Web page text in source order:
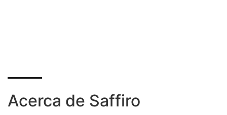
Acerca de Saffiro